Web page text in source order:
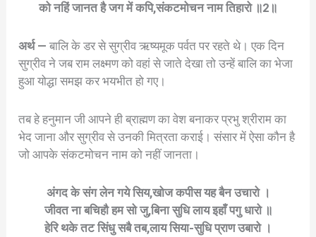
को नहिं जानत है जग में कपि,संकटमोचन नाम तिहारो ॥2॥
अर्थ — बालि के डर से सुग्रीव ऋष्यमूक पर्वत पर रहते थे। एक दिन
सुग्रीव ने जब राम लक्ष्मण को वहां से जाते देखा तो उन्हें बालि का भेजा
हुआ योद्धा समझ कर भयभीत हो गए।
तब हे हनुमान जी आपने ही ब्राह्मण का वेश बनाकर प्रभु श्रीराम का
भेद जाना और सुग्रीव से उनकी मित्रता कराई। संसार में ऐसा कौन है
जो आपके संकटमोचन नाम को नहीं जानता।
अंगद के संग लेन गये सिय,खोज कपीस यह बैन उचारो ।
जीवत ना बचिहौ हम सो जु,बिना सुधि लाय इहाँ पगु धारो ॥
हेरि थके तट सिंधु सबै तब,लाय सिया-सुधि प्राण उबारो ।